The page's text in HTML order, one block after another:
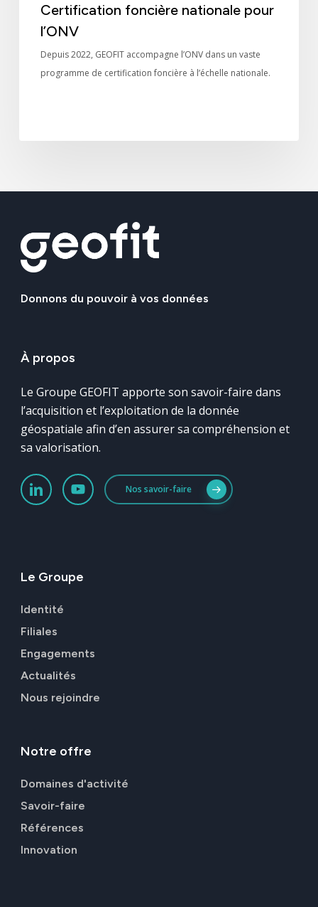
Certification foncière nationale pour
l’ONV
Depuis 2022, GEOFIT accompagne l’ONV dans un vaste
programme de certification foncière à l’échelle nationale.
Donnons du pouvoir à vos données
À propos
Le Groupe GEOFIT apporte son savoir-faire dans
l’acquisition et l’exploitation de la donnée
géospatiale afin d’en assurer sa compréhension et
sa valorisation.
Nos savoir-faire
Le Groupe
Identité
Filiales
Engagements
Actualités
Nous rejoindre
Notre offre
Domaines d'activité
Savoir-faire
Références
Innovation